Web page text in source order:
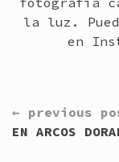
la luz.
en
CONTINUE
READING
← previous
EN ARCOS